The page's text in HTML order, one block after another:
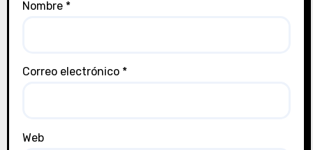
Nombre *
Correo electrónico *
Web